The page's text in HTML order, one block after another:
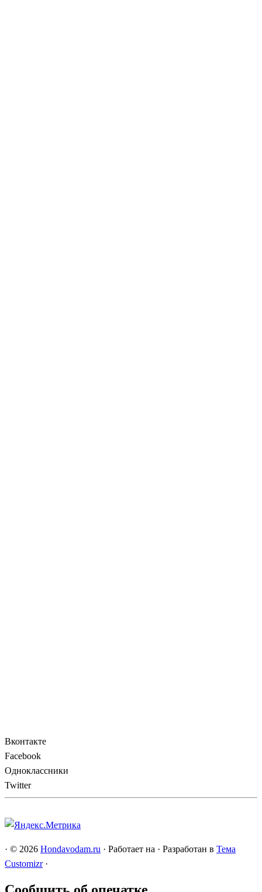
Вконтакте
Facebook
Одноклассники
Twitter
· © 2026 Hondavodam.ru · Работает на · Разработан в Тема
Customizr ·